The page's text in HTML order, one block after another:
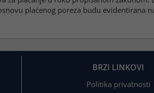
plaćenog poreza budu evidentirana
BRZI LINKOVI
Politika privatnosti